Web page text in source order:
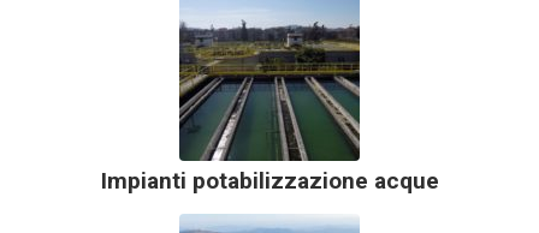
Impianti potabilizzazione acque